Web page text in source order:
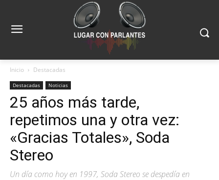
Inicio Destacadas
Destacadas Noticias
25 años más tarde,
repetimos una y otra vez:
«Gracias Totales», Soda
Stereo
Un día como hoy en 1997, Soda Stereo se despedía en